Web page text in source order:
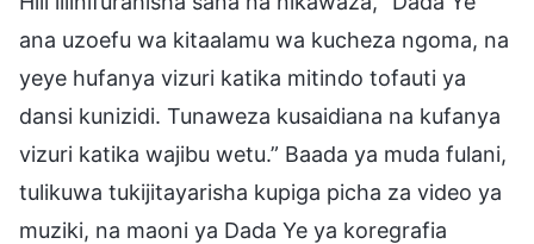
ana uzoefu wa kitaalamu wa kucheza ngoma, na
yeye hufanya vizuri katika mitindo tofauti ya
dansi kunizidi. Tunaweza kusaidiana na kufanya
vizuri katika wajibu wetu.” Baada ya muda fulani,
tulikuwa tukijitayarisha kupiga picha za video ya
muziki, na maoni ya Dada Ye ya koregrafia